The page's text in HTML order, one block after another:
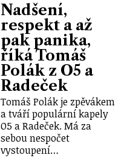
Nadšení,
respekt a až
pak panika,
říká Tomáš
Polák z O5 a
Radeček
Tomáš Polák je zpěvákem
a tváří populární kapely
O5 a Radeček. Má za
sebou nespočet
vystoupení…